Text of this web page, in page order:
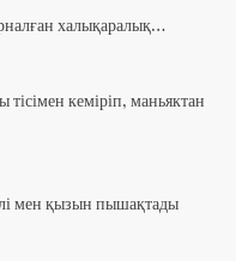
халықаралық…
кеміріп, маньяктан
мен қызын пышақтады